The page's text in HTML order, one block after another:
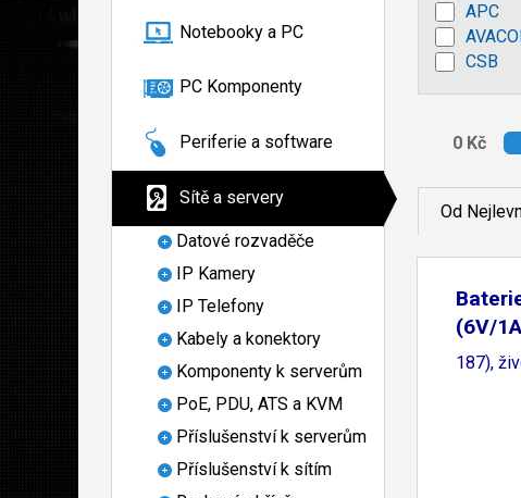
Notebooky a PC
PC Komponenty
Periferie a software
Sítě a servery
Datové rozvaděče
IP Kamery
IP Telefony
Kabely a konektory
Komponenty k serverům
PoE, PDU, ATS a KVM
Příslušenství k serverům
Příslušenství k sítím
APC
CSB
Od
(6V/
187),